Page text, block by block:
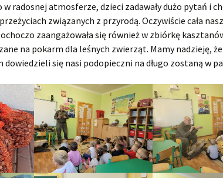
radosnej atmosferze, dzieci zadawały dużo pytań i
związanych z przyrodą. Oczywiście cała
zaangażowała się również w zbiórkę
na pokarm dla leśnych zwierząt. Mamy nadzieję, że
się nasi podopieczni na długo zostaną w